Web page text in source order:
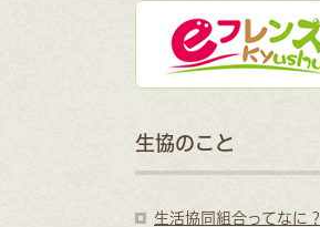
生協のこと
生活協同組合ってなに？